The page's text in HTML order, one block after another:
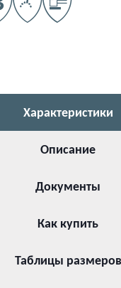
Характеристики
Описание
Документы
Как купить
Таблицы размеров